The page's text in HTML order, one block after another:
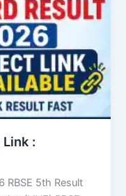
:
RBSE 5th Result